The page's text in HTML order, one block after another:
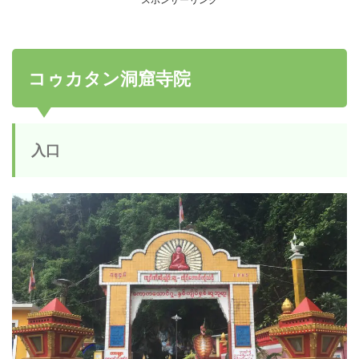
コゥカタン洞窟寺院
入口